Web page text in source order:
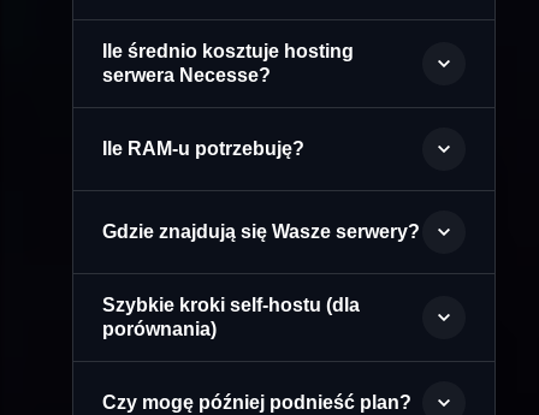
Ile średnio kosztuje hosting
serwera Necesse?
Ile RAM-u potrzebuję?
Gdzie znajdują się Wasze serwery?
Szybkie kroki self-hostu (dla
porównania)
Czy mogę później podnieść plan?